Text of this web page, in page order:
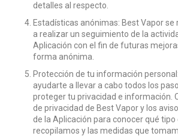
detalles al respecto.
Estadísticas anónimas: Best Vapor se
a realizar un seguimiento de la
Aplicación con el fin de futuras
forma anónima.
Protección de tu información
ayudarte a llevar a cabo todos los
proteger tu privacidad e información.
de privacidad de Best Vapor y los
de la Aplicación para conocer qué
recopilamos y las medidas que